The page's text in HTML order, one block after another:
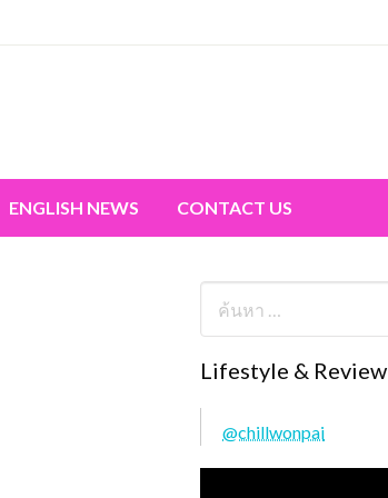
ENGLISH NEWS CONTACT US
Lifestyle & Review
@chillwonpai